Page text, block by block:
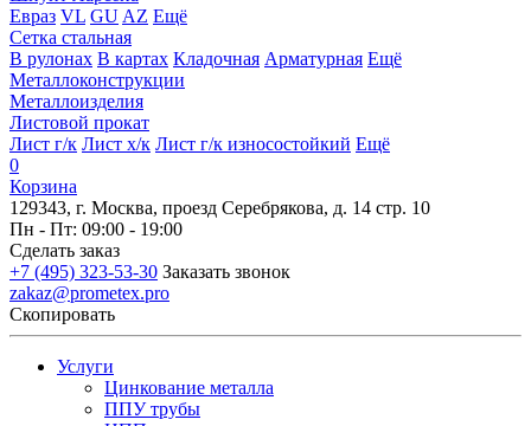
Евраз VL GU AZ Ещё
Сетка стальная
В рулонах В картах Кладочная Арматурная Ещё
Металлоконструкции
Металлоизделия
Листовой прокат
Лист г/к Лист х/к Лист г/к износостойкий Ещё
0
Корзина
129343, г. Москва, проезд Серебрякова, д. 14 стр. 10
Пн - Пт: 09:00 - 19:00
Сделать заказ
+7 (495) 323-53-30 Заказать звонок
zakaz@prometex.pro
Скопировать
Услуги
Цинкование металла
ППУ трубы